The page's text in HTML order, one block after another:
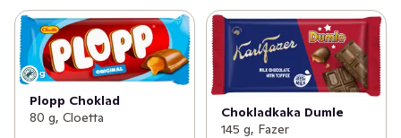
Plopp Choklad
80 g, Cloetta
Chokladkaka Dumle
145 g, Fazer